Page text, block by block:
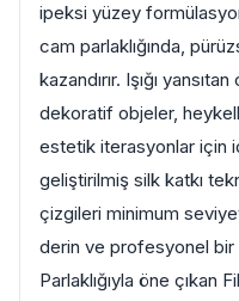
ipeksi yüzey
cam parlaklığında,
kazandırır. Işığı
dekoratif objeler,
estetik iterasyonlar için
geliştirilmiş silk katkı
çizgileri minimum
derin ve profesyonel bir
Parlaklığıyla öne çıkan